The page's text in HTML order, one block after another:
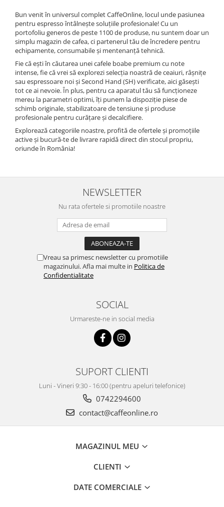
Bun venit în universul complet CaffeOnline, locul unde pasiunea
pentru espresso întâlnește soluțiile profesionale! Cu un
portofoliu generos de peste 1100 de produse, nu suntem doar un
simplu magazin de cafea, ci partenerul tău de încredere pentru
echipamente, consumabile și mentenanță tehnică.
Fie că ești în căutarea unei cafele boabe premium cu note
intense, fie că vrei să explorezi selecția noastră de ceaiuri, râșnițe
sau espressoare noi și Second Hand (SH) verificate, aici găsești
tot ce ai nevoie. În plus, pentru ca aparatul tău să funcționeze
mereu la parametri optimi, îți punem la dispoziție piese de
schimb originale, stabilizatoare de tensiune și produse
profesionale pentru curățare și decalcifiere.
Explorează categoriile noastre, profită de ofertele și promoțiile
active și bucură-te de livrare rapidă direct din stocul propriu,
oriunde în România!
NEWSLETTER
Nu rata ofertele si promotiile noastre
Vreau sa primesc newsletter cu promotiile
magazinului. Afla mai multe in Politica de
Confidentialitate
SOCIAL
Urmareste-ne in social media
SUPORT CLIENTI
Luni - Vineri 9:30 - 16:00 (pentru apeluri telefonice)
0742294600
contact@caffeonline.ro
MAGAZINUL MEU
CLIENTI
DATE COMERCIALE